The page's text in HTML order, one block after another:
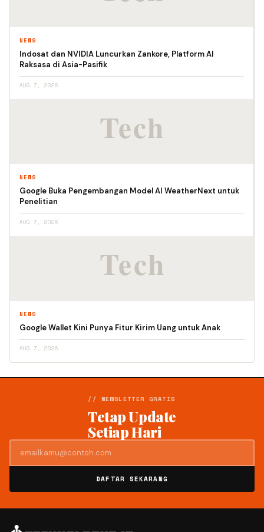
NEWS
Indosat dan NVIDIA Luncurkan Zankore, Platform AI
Raksasa di Asia-Pasifik
AUG 7, 2026
NEWS
Google Buka Pengembangan Model AI WeatherNext untuk
Penelitian
AUG 7, 2026
NEWS
Google Wallet Kini Punya Fitur Kirim Uang untuk Anak
AUG 7, 2026
// NEWSLETTER GRATIS
Tetap Update
Setiap Hari
DAFTAR SEKARANG